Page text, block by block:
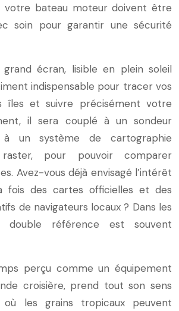
votre bateau moteur doivent être
soin pour garantir une sécurité
écran, lisible en plein soleil
indispensable pour tracer vos
îles et suivre précisément votre
il sera couplé à un sondeur
un système de cartographie
pour pouvoir comparer
Avez-vous déjà envisagé l’intérêt
fois des cartes officielles et des
de navigateurs locaux ? Dans les
double référence est souvent
perçu comme un équipement
croisière, prend tout son sens
les grains tropicaux peuvent